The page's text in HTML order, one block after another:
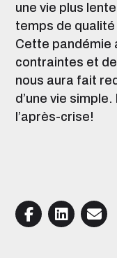
une vie plus
temps de qualité
Cette pandémie
contraintes et
nous aura fait
d’une vie
l’après-crise!